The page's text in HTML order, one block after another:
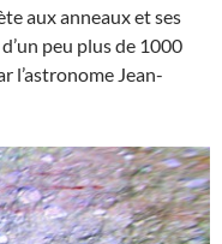
aux anneaux et ses
peu plus de 1000
l’astronome Jean-